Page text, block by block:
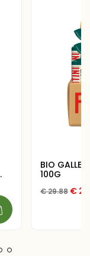
BIO
100G
€29.88 Il
€